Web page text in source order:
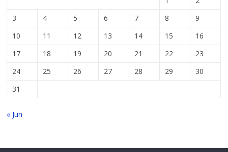
3
4 5 6 7 8
9
10
11 12 13 14 15
16
17
18 19 20 21 22
23
24
25 26 27 28 29
30
31
« Jun